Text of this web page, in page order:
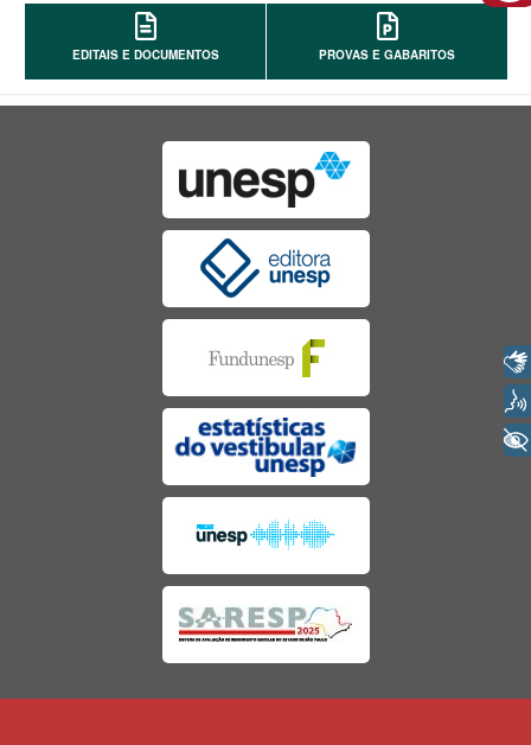
EDITAIS E DOCUMENTOS PROVAS E GABARITOS
+ Acessibilidade